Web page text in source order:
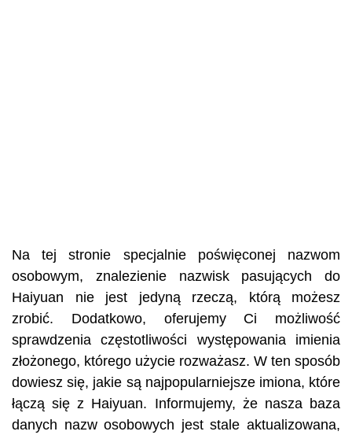
Na tej stronie specjalnie poświęconej nazwom
osobowym, znalezienie nazwisk pasujących do
Haiyuan nie jest jedyną rzeczą, którą możesz
zrobić. Dodatkowo, oferujemy Ci możliwość
sprawdzenia częstotliwości występowania imienia
złożonego, którego użycie rozważasz. W ten sposób
dowiesz się, jakie są najpopularniejsze imiona, które
łączą się z Haiyuan. Informujemy, że nasza baza
danych nazw osobowych jest stale aktualizowana,